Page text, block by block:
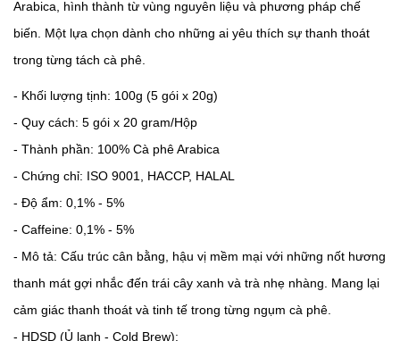
Arabica, hình thành từ vùng nguyên liệu và phương pháp chế
biến. Một lựa chọn dành cho những ai yêu thích sự thanh thoát
trong từng tách cà phê.
- Khối lượng tịnh: 100g (5 gói x 20g)
- Quy cách: 5 gói x 20 gram/Hộp
- Thành phần: 100% Cà phê Arabica
- Chứng chỉ: ISO 9001, HACCP, HALAL
- Độ ẩm: 0,1% - 5%
- Caffeine: 0,1% - 5%
- Mô tả: Cấu trúc cân bằng, hậu vị mềm mại với những nốt hương
thanh mát gợi nhắc đến trái cây xanh và trà nhẹ nhàng. Mang lại
cảm giác thanh thoát và tinh tế trong từng ngụm cà phê.
- HDSD (Ủ lạnh - Cold Brew):